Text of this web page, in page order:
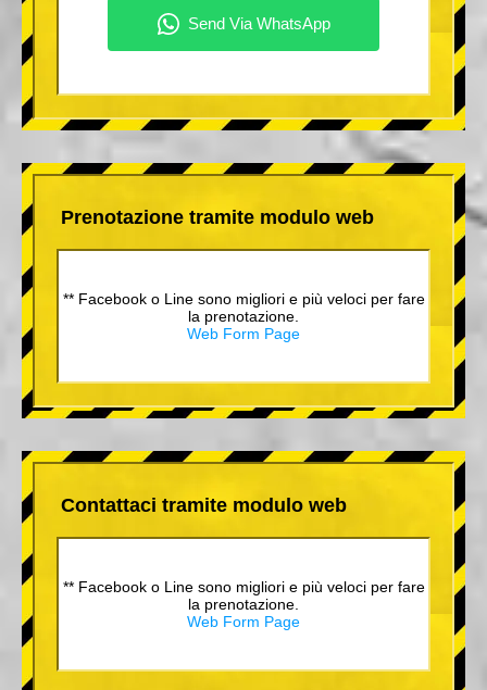
Prenotazione tramite modulo web
** Facebook o Line sono migliori e più veloci per fare
la prenotazione.
Web Form Page
Contattaci tramite modulo web
** Facebook o Line sono migliori e più veloci per fare
la prenotazione.
Web Form Page